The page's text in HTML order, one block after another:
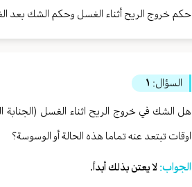
حكم خروج الريح أثناء الغسل وحكم الشك بعد
السؤال: ١
هل الشك في خروج الريح اثناء الغسل
اوقات تبتعد عنه تماما هذه الحالة أو الوسوسة؟
الجواب: لا يعتن بذلك أبداً.